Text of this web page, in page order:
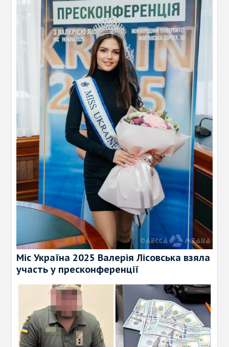
Міс Україна 2025 Валерія Лісовська взяла
участь у пресконференції